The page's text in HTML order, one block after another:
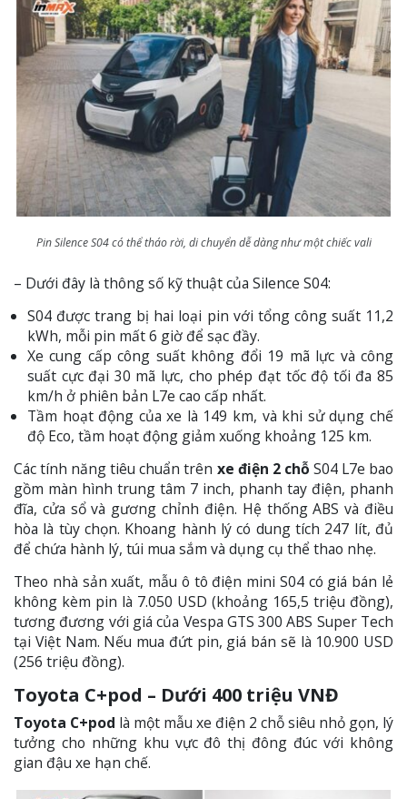
Pin Silence S04 có thể tháo rời, di chuyển dễ dàng như một chiếc vali
– Dưới đây là thông số kỹ thuật của Silence S04:
S04 được trang bị hai loại pin với tổng công suất 11,2
kWh, mỗi pin mất 6 giờ để sạc đầy.
Xe cung cấp công suất không đổi 19 mã lực và công
suất cực đại 30 mã lực, cho phép đạt tốc độ tối đa 85
km/h ở phiên bản L7e cao cấp nhất.
Tầm hoạt động của xe là 149 km, và khi sử dụng chế
độ Eco, tầm hoạt động giảm xuống khoảng 125 km.
Các tính năng tiêu chuẩn trên xe điện 2 chỗ S04 L7e bao
gồm màn hình trung tâm 7 inch, phanh tay điện, phanh
đĩa, cửa sổ và gương chỉnh điện. Hệ thống ABS và điều
hòa là tùy chọn. Khoang hành lý có dung tích 247 lít, đủ
để chứa hành lý, túi mua sắm và dụng cụ thể thao nhẹ.
Theo nhà sản xuất, mẫu ô tô điện mini S04 có giá bán lẻ
không kèm pin là 7.050 USD (khoảng 165,5 triệu đồng),
tương đương với giá của Vespa GTS 300 ABS Super Tech
tại Việt Nam. Nếu mua đứt pin, giá bán sẽ là 10.900 USD
(256 triệu đồng).
Toyota C+pod – Dưới 400 triệu VNĐ
Toyota C+pod là một mẫu xe điện 2 chỗ siêu nhỏ gọn, lý
tưởng cho những khu vực đô thị đông đúc với không
gian đậu xe hạn chế.